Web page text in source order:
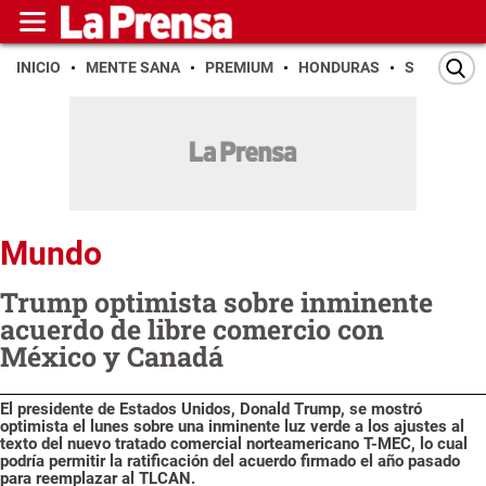
INICIO MENTE SANA PREMIUM HONDURAS SAN PEDRO
Mundo
Trump optimista sobre inminente
acuerdo de libre comercio con
México y Canadá
El presidente de Estados Unidos, Donald Trump, se mostró
optimista el lunes sobre una inminente luz verde a los ajustes al
texto del nuevo tratado comercial norteamericano T-MEC, lo cual
podría permitir la ratificación del acuerdo firmado el año pasado
para reemplazar al TLCAN.